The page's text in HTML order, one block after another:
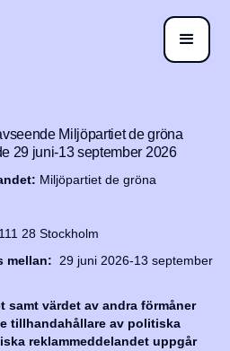
Miljöpartiet de gröna
29 juni-13 september 2026
Miljöpartiet de gröna
28 Stockholm
mellan:
29 juni 2026-13 september
samt värdet av andra förmåner
tillhandahållare av politiska
reklammeddelandet uppgår